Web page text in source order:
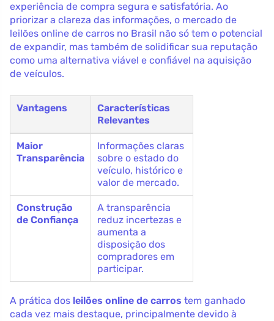
experiência de compra segura e satisfatória. Ao
priorizar a clareza das informações, o mercado de
leilões online de carros no Brasil não só tem o potencial
de expandir, mas também de solidificar sua reputação
como uma alternativa viável e confiável na aquisição
de veículos.
Vantagens
Características
Relevantes
Maior
Transparência
Informações claras
sobre o estado do
veículo, histórico e
valor de mercado.
Construção
de Confiança
A transparência
reduz incertezas e
aumenta a
disposição dos
compradores em
participar.
A prática dos leilões online de carros tem ganhado
cada vez mais destaque, principalmente devido à